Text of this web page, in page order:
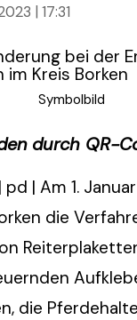
| 17:31
Symbolbild
durch QR-
| pd | Am 1.
die
die